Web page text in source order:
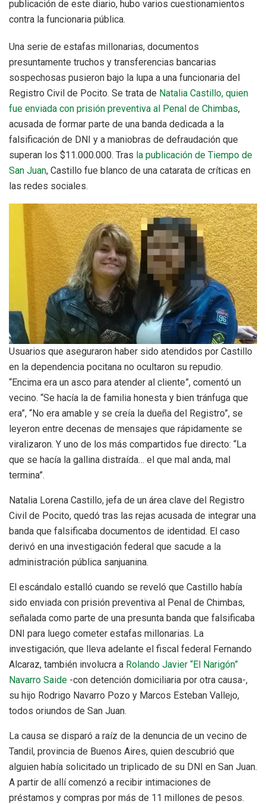
publicación de este diario, hubo varios cuestionamientos
contra la funcionaria pública.
Una serie de estafas millonarias, documentos
presuntamente truchos y transferencias bancarias
sospechosas pusieron bajo la lupa a una funcionaria del
Registro Civil de Pocito. Se trata de Natalia Castillo, quien
fue enviada con prisión preventiva al Penal de Chimbas,
acusada de formar parte de una banda dedicada a la
falsificación de DNI y a maniobras de defraudación que
superan los $11.000.000. Tras la publicación de Tiempo de
San Juan, Castillo fue blanco de una catarata de críticas en
las redes sociales.
Usuarios que aseguraron haber sido atendidos por Castillo
en la dependencia pocitana no ocultaron su repudio.
“Encima era un asco para atender al cliente”, comentó un
vecino. “Se hacía la de familia honesta y bien tránfuga que
era”, “No era amable y se creía la dueña del Registro”, se
leyeron entre decenas de mensajes que rápidamente se
viralizaron. Y uno de los más compartidos fue directo: “La
que se hacía la gallina distraída… el que mal anda, mal
termina”.
Natalia Lorena Castillo, jefa de un área clave del Registro
Civil de Pocito, quedó tras las rejas acusada de integrar una
banda que falsificaba documentos de identidad. El caso
derivó en una investigación federal que sacude a la
administración pública sanjuanina.
El escándalo estalló cuando se reveló que Castillo había
sido enviada con prisión preventiva al Penal de Chimbas,
señalada como parte de una presunta banda que falsificaba
DNI para luego cometer estafas millonarias. La
investigación, que lleva adelante el fiscal federal Fernando
Alcaraz, también involucra a Rolando Javier “El Narigón”
Navarro Saide -con detención domiciliaria por otra causa-,
su hijo Rodrigo Navarro Pozo y Marcos Esteban Vallejo,
todos oriundos de San Juan.
La causa se disparó a raíz de la denuncia de un vecino de
Tandil, provincia de Buenos Aires, quien descubrió que
alguien había solicitado un triplicado de su DNI en San Juan.
A partir de allí comenzó a recibir intimaciones de
préstamos y compras por más de 11 millones de pesos.